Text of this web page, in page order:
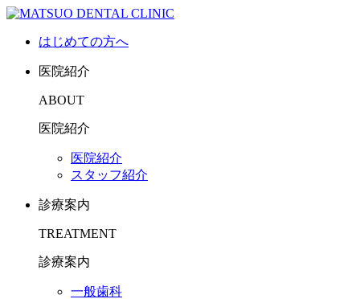
はじめての方へ
医院紹介
ABOUT
医院紹介
医院紹介
スタッフ紹介
診療案内
TREATMENT
診療案内
一般歯科